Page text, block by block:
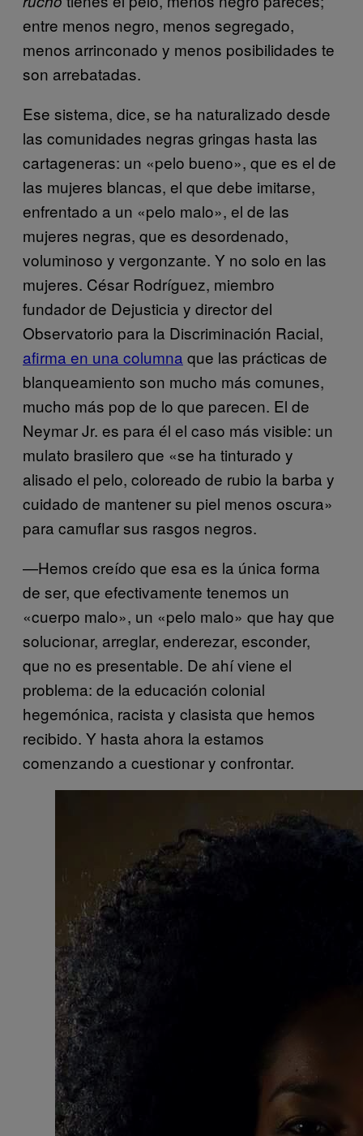
entre menos negro, menos segregado,
menos arrinconado y menos posibilidades te
son arrebatadas.
Ese sistema, dice, se ha naturalizado desde
las comunidades negras gringas hasta las
cartageneras: un «pelo bueno», que es el de
las mujeres blancas, el que debe imitarse,
enfrentado a un «pelo malo», el de las
mujeres negras, que es desordenado,
voluminoso y vergonzante. Y no solo en las
mujeres. César Rodríguez, miembro
fundador de Dejusticia y director del
Observatorio para la Discriminación Racial,
afirma en una columna que las prácticas de
blanqueamiento son mucho más comunes,
mucho más pop de lo que parecen. El de
Neymar Jr. es para él el caso más visible: un
mulato brasilero que «se ha tinturado y
alisado el pelo, coloreado de rubio la barba y
cuidado de mantener su piel menos oscura»
para camuflar sus rasgos negros.
—Hemos creído que esa es la única forma
de ser, que efectivamente tenemos un
«cuerpo malo», un «pelo malo» que hay que
solucionar, arreglar, enderezar, esconder,
que no es presentable. De ahí viene el
problema: de la educación colonial
hegemónica, racista y clasista que hemos
recibido. Y hasta ahora la estamos
comenzando a cuestionar y confrontar.